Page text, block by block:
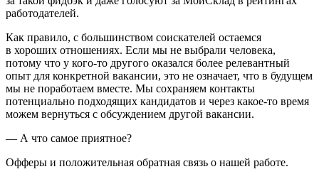
работодателей.
Как правило, с большинством соискателей остаемся
в хороших отношениях. Если мы не выбрали человека,
потому что у кого-то другого оказался более релевантный
опыт для конкретной вакансии, это не означает, что в будущем
мы не поработаем вместе. Мы сохраняем контакты
потенциально подходящих кандидатов и через какое-то время
можем вернуться с обсуждением другой вакансии.
— А что самое приятное?
Офферы и положительная обратная связь о нашей работе.